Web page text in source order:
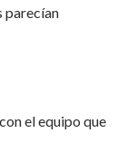
parecían
el equipo que